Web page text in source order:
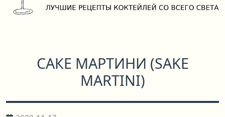
САКE МАРТИНИ (SAKE
MARTINI)